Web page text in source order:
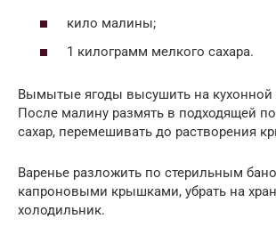
кило малины;
1 килограмм мелкого сахара.
Вымытые ягоды высушить на кухонной
После малину размять в подходящей
сахар, перемешивать до растворения
Варенье разложить по стерильным
капроновыми крышками, убрать на
холодильник.